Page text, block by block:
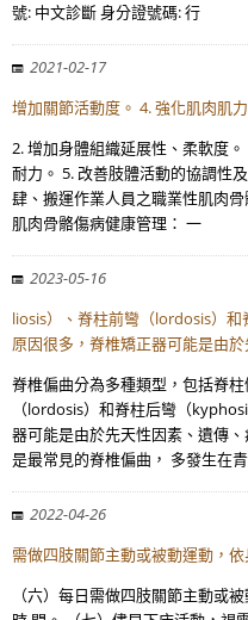
號: 中文診斷 身分證號碼: 行
2021-02-17
增加關節活動度。 4. 強化肌肉肌
2. 增加身體組織延展性、柔軟度
耐力。 5. 改善肢體活動的協調性
肆、搬運作業人員之職業性肌肉
肌肉骨骼傷病健康管理： 一
2023-05-16
liosis）、脊柱前彎（lordosis）
原因很多，脊椎矯正器可能是由
脊椎偏曲分為多種類型，包括脊
（lordosis）和脊柱后彎（
器可能是由於先天性因素、遺傳
是最常見的脊椎偏曲， 多發生在
2022-04-26
需做四肢關節主動或被動運動，
（六）每日需做四肢關節主動或